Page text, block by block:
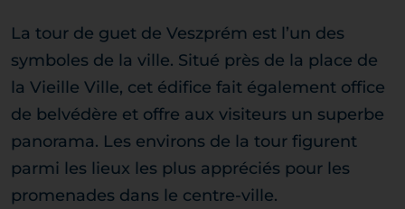
La tour de guet de Veszprém est l’un des
symboles de la ville. Situé près de la place de
la Vieille Ville, cet édifice fait également office
de belvédère et offre aux visiteurs un superbe
panorama. Les environs de la tour figurent
parmi les lieux les plus appréciés pour les
promenades dans le centre-ville.